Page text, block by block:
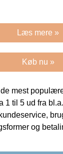
Læs mere »
Køb nu »
mest
1 til 5 ud fra
og